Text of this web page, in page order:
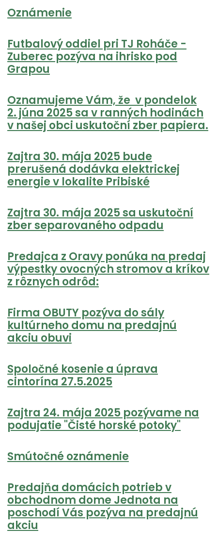
Oznámenie
Futbalový oddiel pri TJ Roháče -
Zuberec pozýva na ihrisko pod
Grapou
Oznamujeme Vám, že v pondelok
2. júna 2025 sa v ranných hodinách
v našej obci uskutoční zber papiera.
Zajtra 30. mája 2025 bude
prerušená dodávka elektrickej
energie v lokalite Pribiské
Zajtra 30. mája 2025 sa uskutoční
zber separovaného odpadu
Predajca z Oravy ponúka na predaj
výpestky ovocných stromov a kríkov
z rôznych odrôd:
Firma OBUTY pozýva do sály
kultúrneho domu na predajnú
akciu obuvi
Spoločné kosenie a úprava
cintorína 27.5.2025
Zajtra 24. mája 2025 pozývame na
podujatie "Čisté horské potoky"
Smútočné oznámenie
Predajňa domácich potrieb v
obchodnom dome Jednota na
poschodí Vás pozýva na predajnú
akciu